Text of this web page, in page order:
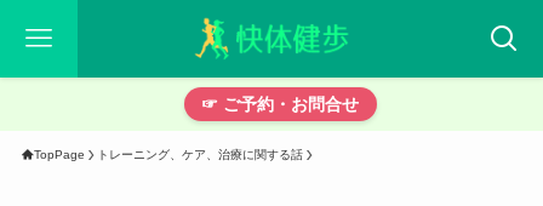
☞ ご予約・お問合せ
TopPage トレーニング、ケア、治療に関する話